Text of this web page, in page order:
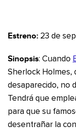
Estreno: 23 de
Sinopsis: Cuando
Sherlock Holmes,
desaparecido, no
Tendrá que
para que su
desentrañar la